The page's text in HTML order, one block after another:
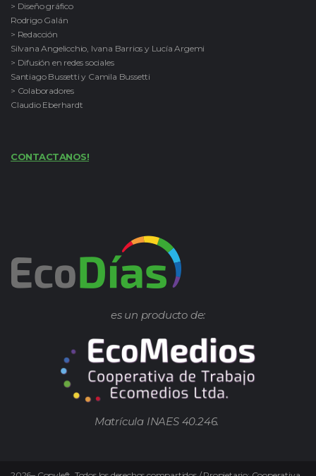
> Diseño gráfico
Rodrigo Galán
> Redacción
Silvana Angelicchio, Ivana Barrios y Lucía Argemi
> Difusión en redes sociales
Santiago Bussetti y Camila Bussetti
> Colaboradores
Claudio Eberhardt
CONTACTANOS!
es un producto de:
Matrícula INAES 40.246.